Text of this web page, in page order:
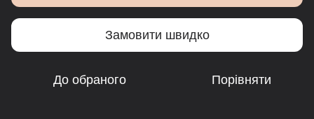
Замовити швидко
До обраного Порівняти